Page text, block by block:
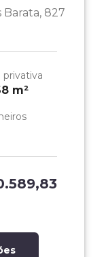
827
privativa
m²